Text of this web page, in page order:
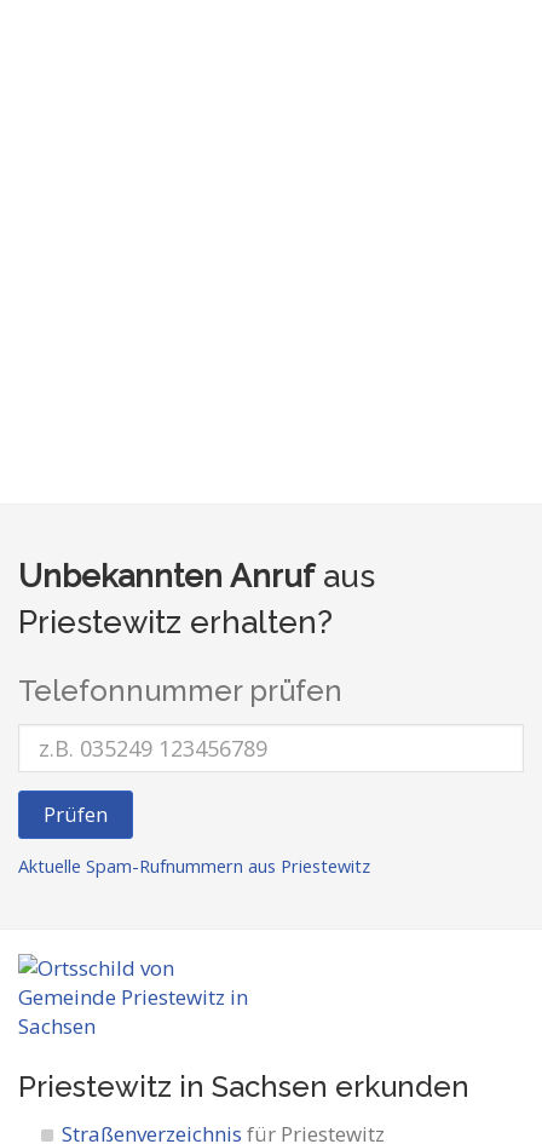
Unbekannten Anrufaus
Priestewitz erhalten?
Telefonnummer prüfen
Prüfen
Aktuelle Spam-Rufnummern aus Priestewitz
Priestewitz in Sachsen erkunden
Straßenverzeichnis für Priestewitz